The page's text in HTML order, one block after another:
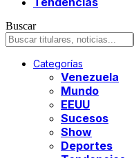
Buscar
Categorías
Venezuela
Mundo
EEUU
Sucesos
Show
Deportes